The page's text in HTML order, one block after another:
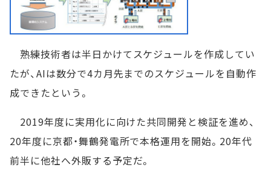
熟練技術者は半日かけてスケジュールを作成してい
たが、AIは数分で4カ月先までのスケジュールを自動作
成できたという。
2019年度に実用化に向けた共同開発と検証を進め、
20年度に京都・舞鶴発電所で本格運用を開始。20年代
前半に他社へ外販する予定だ。